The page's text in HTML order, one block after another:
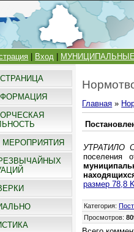
Вход
Главная »
УТРАТИЛО
размер 78,8
Категория:
Просмотров: